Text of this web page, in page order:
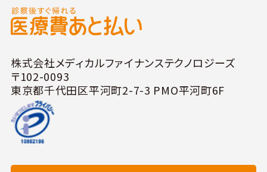
株式会社メディカルファイナンステクノロジーズ
〒102-0093
東京都千代田区平河町2-7-3 PMO平河町6F